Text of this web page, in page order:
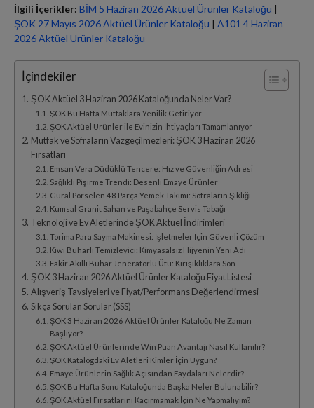
İlgili İçerikler: BİM 5 Haziran 2026 Aktüel Ürünler Kataloğu |
ŞOK 27 Mayıs 2026 Aktüel Ürünler Kataloğu | A101 4 Haziran
2026 Aktüel Ürünler Kataloğu
İçindekiler
ŞOK Aktüel 3 Haziran 2026 Kataloğunda Neler Var?
ŞOK Bu Hafta Mutfaklara Yenilik Getiriyor
ŞOK Aktüel Ürünler ile Evinizin İhtiyaçları Tamamlanıyor
Mutfak ve Sofraların Vazgeçilmezleri: ŞOK 3 Haziran 2026
Fırsatları
Emsan Vera Düdüklü Tencere: Hız ve Güvenliğin Adresi
Sağlıklı Pişirme Trendi: Desenli Emaye Ürünler
Güral Porselen 48 Parça Yemek Takımı: Sofraların Şıklığı
Kumsal Granit Sahan ve Paşabahçe Servis Tabağı
Teknoloji ve Ev Aletlerinde ŞOK Aktüel İndirimleri
Torima Para Sayma Makinesi: İşletmeler İçin Güvenli Çözüm
Kiwi Buharlı Temizleyici: Kimyasalsız Hijyenin Yeni Adı
Fakir Akıllı Buhar Jeneratörlü Ütü: Kırışıklıklara Son
ŞOK 3 Haziran 2026 Aktüel Ürünler Kataloğu Fiyat Listesi
Alışveriş Tavsiyeleri ve Fiyat/Performans Değerlendirmesi
Sıkça Sorulan Sorular (SSS)
ŞOK 3 Haziran 2026 Aktüel Ürünler Kataloğu Ne Zaman
Başlıyor?
ŞOK Aktüel Ürünlerinde Win Puan Avantajı Nasıl Kullanılır?
ŞOK Katalogdaki Ev Aletleri Kimler İçin Uygun?
Emaye Ürünlerin Sağlık Açısından Faydaları Nelerdir?
ŞOK Bu Hafta Sonu Kataloğunda Başka Neler Bulunabilir?
ŞOK Aktüel Fırsatlarını Kaçırmamak İçin Ne Yapmalıyım?